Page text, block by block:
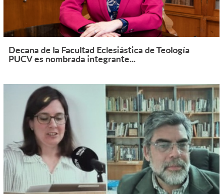
Decana de la Facultad Eclesiástica de Teología
PUCV es nombrada integrante...